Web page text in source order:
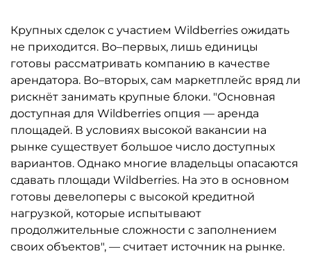
Крупных сделок с участием Wildberries ожидать
не приходится. Во–первых, лишь единицы
готовы рассматривать компанию в качестве
арендатора. Во–вторых, сам маркетплейс вряд ли
рискнёт занимать крупные блоки. "Основная
доступная для Wildberries опция — аренда
площадей. В условиях высокой вакансии на
рынке существует большое число доступных
вариантов. Однако многие владельцы опасаются
сдавать площади Wildberries. На это в основном
готовы девелоперы с высокой кредитной
нагрузкой, которые испытывают
продолжительные сложности с заполнением
своих объектов", — считает источник на рынке.